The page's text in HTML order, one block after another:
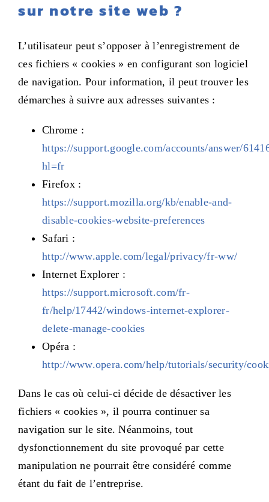
sur notre site web ?
L’utilisateur peut s’opposer à l’enregistrement de
ces fichiers « cookies » en configurant son logiciel
de navigation. Pour information, il peut trouver les
démarches à suivre aux adresses suivantes :
Chrome :
https://support.google.com/accounts/answer/
hl=fr
Firefox :
https://support.mozilla.org/kb/enable-and-
disable-cookies-website-preferences
Safari :
http://www.apple.com/legal/privacy/fr-ww/
Internet Explorer :
https://support.microsoft.com/fr-
fr/help/17442/windows-internet-explorer-
delete-manage-cookies
Opéra :
http://www.opera.com/help/tutorials/security/
Dans le cas où celui-ci décide de désactiver les
fichiers « cookies », il pourra continuer sa
navigation sur le site. Néanmoins, tout
dysfonctionnement du site provoqué par cette
manipulation ne pourrait être considéré comme
étant du fait de l’entreprise.